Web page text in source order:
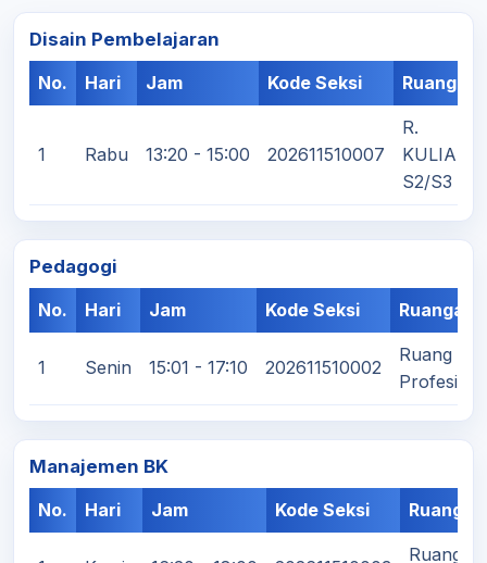
Disain Pembelajaran
No.
Hari Jam Kode Seksi Ruangan
1 Rabu 13:20 - 15:00 202611510007
R.
KULIAH
S2/S3
Pedagogi
No.
Hari Jam Kode Seksi Ruangan
1 Senin 15:01 - 17:10 202611510002
Ruang
Profesi/
Manajemen BK
No.
Hari Jam Kode Seksi Ruangan
Ruang